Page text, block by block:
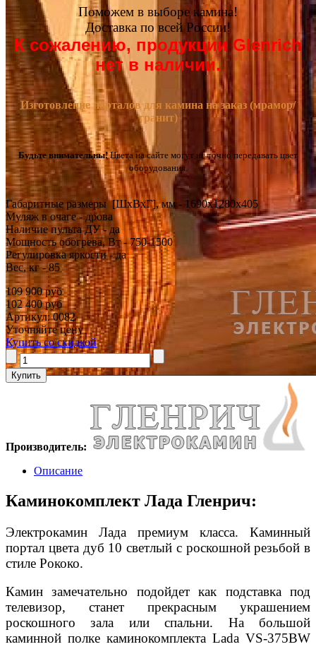
Поможем в выборе камина!
Доставка по всей России!
К сожалению, продукции Glenrich
нет в наличии.
Изготовление порталов для камина на заказ (мрамор/
гранит)
Будьте внимательны!Цвета на сайте могут не точно передавать цвет
оборудования.
Габаритные размеры [ШxВxГ], мм - 1690x1280x405
Муляж в очаге - дрова
Наличие пульта ДУ - да
Мощность обогрева, Вт - 750-1500
Регулировка яркости - да
Вес, кг - 85
109 900 руб
102 400 руб
Артикул: 0082
Уточняйте цену
Купить со скидкой
Производитель:
Описание
Каминокомплект Лада Гленрич:
Электрокамин Лада премиум класса. Каминный
портал цвета дуб 10 светлый с роскошной резьбой в
стиле Рококо.
Камин замечательно подойдет как подставка под
телевизор, станет прекрасным украшением
роскошного зала или спальни. На большой
каминной полке каминокомплекта Lada VS-375BW